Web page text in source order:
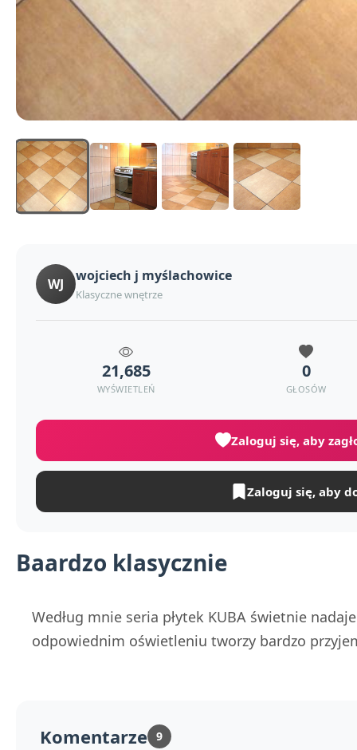
Baardzo klasycznie
Według mnie seria płytek KUBA świetnie
odpowiednim oświetleniu tworzy bardzo
WJ wojciech j myślachowice
Klasyczne wnętrze
21,685
WYŚWIETLEŃ
0
GŁOSÓW
Zaloguj się, aby
Zaloguj się, aby
Komentarze 9